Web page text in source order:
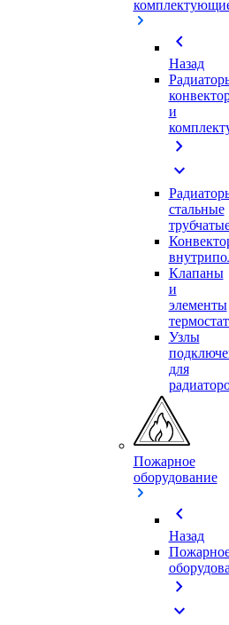
chevron_left
Назад
и
chevron_right
expand_more
стальные
Клапаны
и
элементы
Узлы
для
Пожарное
оборудование
chevron_left
Назад
chevron_right
expand_more